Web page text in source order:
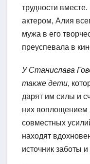
трудности
актером, Алия
мужа в его
преуспевала в
У Станислава
также дети,
дарят им силы и
них воплощением
совместных
находят
источник заботы